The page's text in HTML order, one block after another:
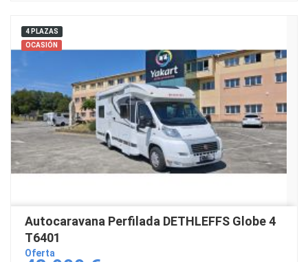
4 PLAZAS
OCASIÓN
Autocaravana Perfilada DETHLEFFS Globe 4
T6401
Oferta